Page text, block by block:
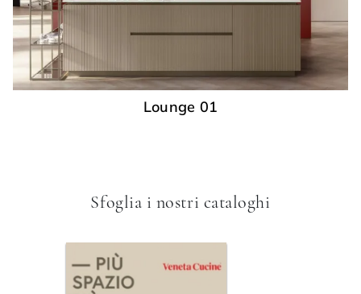
Lounge 01
Sfoglia i nostri cataloghi